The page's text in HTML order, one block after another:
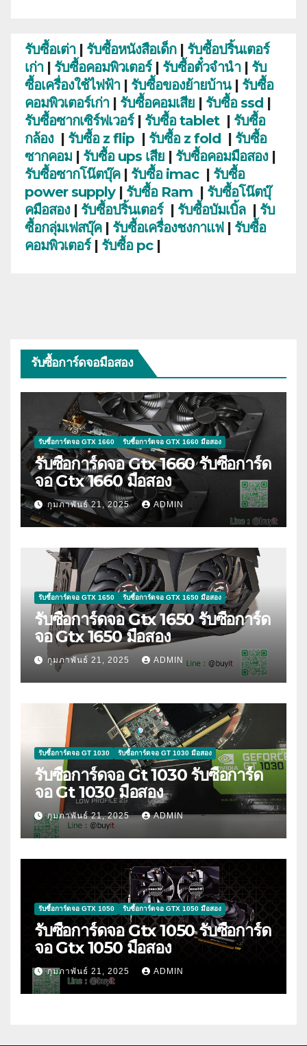
รับซื้อเต่า| รับซื้อหนังสือเด็ก| รับซื้อปริ้นเตอร์
เก่า| รับซื้อคอมพิวเตอร์| รับซื้อตั๋วจำนำ| รับ
ซื้อเครื่องใช้ไฟฟ้า| รับซื้อของย้ายบ้าน| รับซื้อ
คอมพิวเตอร์เก่า| รับซื้อคอมเสีย | รับซื้อ ssd |
รับซื้อซากเซิร์ฟเวอร์| รับซื้อ tablet | รับซื้อ
กล้อง | รับซื้อ z flip | รับซื้อ z fold | รับซื้อ
ซากคอม | รับซื้อ ups เสีย | รับซื้อคอมมือสอง|
รับซื้อซากโน๊ตบุ๊ค| รับซื้อ imac | รับซื้อ
power supply| รับซื้อ Ram | รับซื้อโน๊ตบุ๊
คมือสอง| รับซื้อปริ้นเตอร์ | รับซื้อบัมเบิ้ล | รับ
ซื้อกลุ่มเฟสบุ๊ค| รับซื้อเครื่องชงกาแฟ | รับซื้อ
คอมพิวเตอร์| รับซื้อ pc|
รับซื้อการ์ดจอมือสอง
รับซื้อการ์ดจอ GTX 1660 รับซื้อการ์ดจอ GTX 1660 มือสอง
รับซื้อการ์ดจอ Gtx 1660 รับซื้อการ์ด
จอ Gtx 1660 มือสอง
กุมภาพันธ์ 21, 2025 ADMIN
รับซื้อการ์ดจอ GTX 1650 รับซื้อการ์ดจอ GTX 1650 มือสอง
รับซื้อการ์ดจอ Gtx 1650 รับซื้อการ์ด
จอ Gtx 1650 มือสอง
กุมภาพันธ์ 21, 2025 ADMIN
รับซื้อการ์ดจอ GT 1030 รับซื้อการ์ดจอ GT 1030 มือสอง
รับซื้อการ์ดจอ Gt 1030 รับซื้อการ์ด
จอ Gt 1030 มือสอง
กุมภาพันธ์ 21, 2025 ADMIN
รับซื้อการ์ดจอ GTX 1050 รับซื้อการ์ดจอ GTX 1050 มือสอง
รับซื้อการ์ดจอ Gtx 1050 รับซื้อการ์ด
จอ Gtx 1050 มือสอง
กุมภาพันธ์ 21, 2025 ADMIN